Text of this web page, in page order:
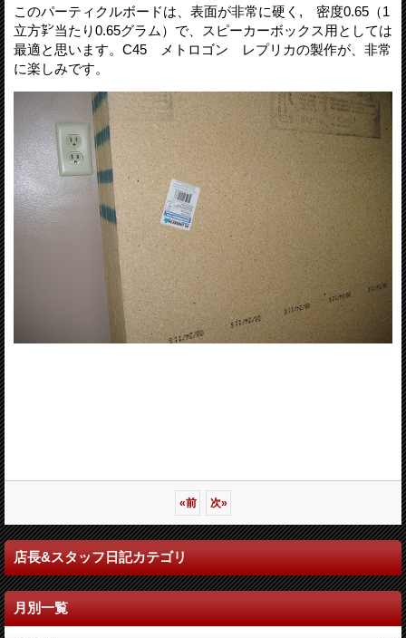
このパーティクルボードは、表面が非常に硬く, 密度0.65（1
立方㌢当たり0.65グラム）で、スピーカーボックス用としては
最適と思います。C45 メトロゴン レプリカの製作が、非常
に楽しみです。
«前 次»
店長&スタッフ日記カテゴリ
月別一覧